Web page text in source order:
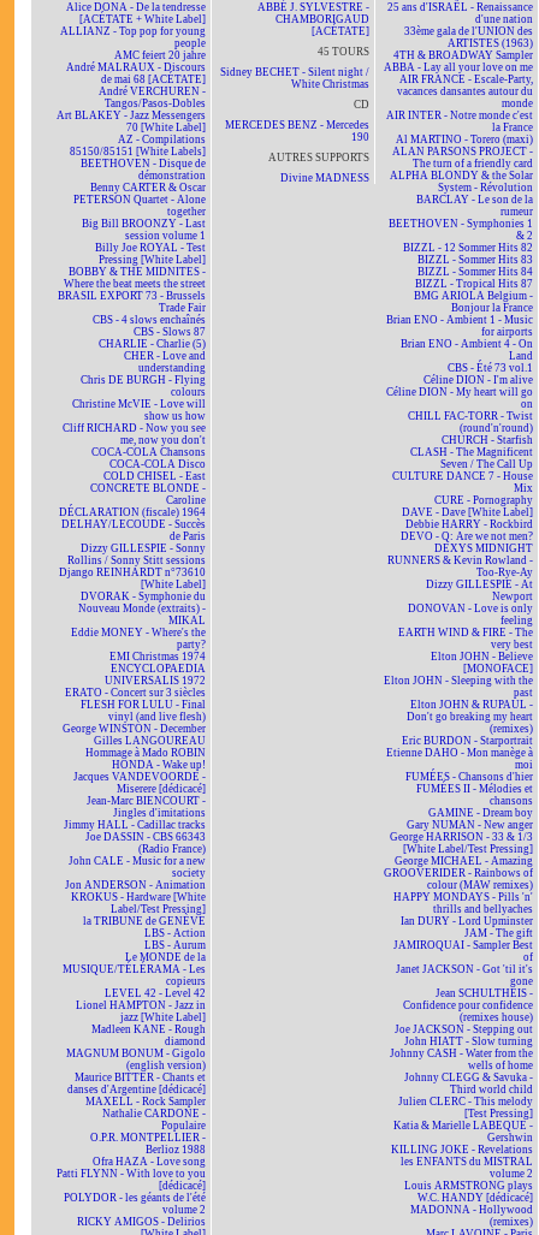
Alice DONA - De la tendresse
[ACÉTATE + White Label]
ALLIANZ - Top pop for young
people
AMC feiert 20 jahre
André MALRAUX - Discours
de mai 68 [ACÉTATE]
André VERCHUREN -
Tangos/Pasos-Dobles
Art BLAKEY - Jazz Messengers
70 [White Label]
AZ - Compilations
85150/85151 [White Labels]
BEETHOVEN - Disque de
démonstration
Benny CARTER & Oscar
PETERSON Quartet - Alone
together
Big Bill BROONZY - Last
session volume 1
Billy Joe ROYAL - Test
Pressing [White Label]
BOBBY & THE MIDNITES -
Where the beat meets the street
BRASIL EXPORT 73 - Brussels
Trade Fair
CBS - 4 slows enchaînés
CBS - Slows 87
CHARLIE - Charlie (5)
CHER - Love and
understanding
Chris DE BURGH - Flying
colours
Christine McVIE - Love will
show us how
Cliff RICHARD - Now you see
me, now you don't
COCA-COLA Chansons
COCA-COLA Disco
COLD CHISEL - East
CONCRETE BLONDE -
Caroline
DÉCLARATION (fiscale) 1964
DELHAY/LECOUDE - Succès
de Paris
Dizzy GILLESPIE - Sonny
Rollins / Sonny Stitt sessions
Django REINHARDT n°73610
[White Label]
DVORAK - Symphonie du
Nouveau Monde (extraits) -
MIKAL
Eddie MONEY - Where's the
party?
EMI Christmas 1974
ENCYCLOPAEDIA
UNIVERSALIS 1972
ERATO - Concert sur 3 siècles
FLESH FOR LULU - Final
vinyl (and live flesh)
George WINSTON - December
Gilles LANGOUREAU
Hommage à Mado ROBIN
HONDA - Wake up!
Jacques VANDEVOORDE -
Miserere [dédicacé]
Jean-Marc BIENCOURT -
Jingles d'imitations
Jimmy HALL - Cadillac tracks
Joe DASSIN - CBS 66343
(Radio France)
John CALE - Music for a new
society
Jon ANDERSON - Animation
KROKUS - Hardware [White
Label/Test Pressing]
la TRIBUNE de GENÈVE
LBS - Action
LBS - Aurum
Le MONDE de la
MUSIQUE/TÉLÉRAMA - Les
copieurs
LEVEL 42 - Level 42
Lionel HAMPTON - Jazz in
jazz [White Label]
Madleen KANE - Rough
diamond
MAGNUM BONUM - Gigolo
(english version)
Maurice BITTER - Chants et
danses d'Argentine [dédicacé]
MAXELL - Rock Sampler
Nathalie CARDONE -
Populaire
O.P.R. MONTPELLIER -
Berlioz 1988
Ofra HAZA - Love song
Patti FLYNN - With love to you
[dédicacé]
POLYDOR - les géants de l'été
volume 2
RICKY AMIGOS - Delirios
ABBÉ J. SYLVESTRE -
CHAMBORIGAUD
[ACÉTATE]
45 TOURS
Sidney BECHET - Silent night /
White Christmas
CD
MERCEDES BENZ - Mercedes
190
AUTRES SUPPORTS
Divine MADNESS
25 ans d'ISRAËL - Renaissance
d'une nation
33ème gala de l'UNION des
ARTISTES (1963)
4TH & BROADWAY Sampler
ABBA - Lay all your love on me
AIR FRANCE - Escale-Party,
vacances dansantes autour du
monde
AIR INTER - Notre monde c'est
la France
Al MARTINO - Torero (maxi)
ALAN PARSONS PROJECT -
The turn of a friendly card
ALPHA BLONDY & the Solar
System - Révolution
BARCLAY - Le son de la
rumeur
BEETHOVEN - Symphonies 1
& 2
BIZZL - 12 Sommer Hits 82
BIZZL - Sommer Hits 83
BIZZL - Sommer Hits 84
BIZZL - Tropical Hits 87
BMG ARIOLA Belgium -
Bonjour la France
Brian ENO - Ambient 1 - Music
for airports
Brian ENO - Ambient 4 - On
Land
CBS - Été 73 vol.1
Céline DION - I'm alive
Céline DION - My heart will go
on
CHILL FAC-TORR - Twist
(round'n'round)
CHURCH - Starfish
CLASH - The Magnificent
Seven / The Call Up
CULTURE DANCE 7 - House
Mix
CURE - Pornography
DAVE - Dave [White Label]
Debbie HARRY - Rockbird
DEVO - Q: Are we not men?
DEXYS MIDNIGHT
RUNNERS & Kevin Rowland -
Too-Rye-Ay
Dizzy GILLESPIE - At
Newport
DONOVAN - Love is only
feeling
EARTH WIND & FIRE - The
very best
Elton JOHN - Believe
[MONOFACE]
Elton JOHN - Sleeping with the
past
Elton JOHN & RUPAUL -
Don't go breaking my heart
(remixes)
Eric BURDON - Starportrait
Etienne DAHO - Mon manège à
moi
FUMÉES - Chansons d'hier
FUMÉES II - Mélodies et
chansons
GAMINE - Dream boy
Gary NUMAN - New anger
George HARRISON - 33 & 1/3
[White Label/Test Pressing]
George MICHAEL - Amazing
GROOVERIDER - Rainbows of
colour (MAW remixes)
HAPPY MONDAYS - Pills 'n'
thrills and bellyaches
Ian DURY - Lord Upminster
JAM - The gift
JAMIROQUAI - Sampler Best
of
Janet JACKSON - Got 'til it's
gone
Jean SCHULTHEIS -
Confidence pour confidence
(remixes house)
Joe JACKSON - Stepping out
John HIATT - Slow turning
Johnny CASH - Water from the
wells of home
Johnny CLEGG & Savuka -
Third world child
Julien CLERC - This melody
[Test Pressing]
Katia & Marielle LABEQUE -
Gershwin
KILLING JOKE - Revelations
les ENFANTS du MISTRAL
volume 2
Louis ARMSTRONG plays
W.C. HANDY [dédicacé]
MADONNA - Hollywood
(remixes)